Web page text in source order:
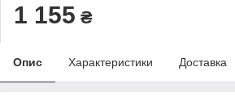
1 155 ₴
Опис Характеристики Доставка